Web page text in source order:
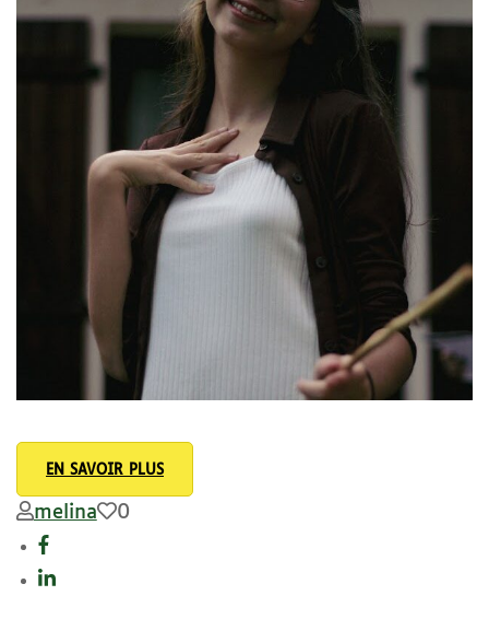
EN SAVOIR PLUS
melina 0